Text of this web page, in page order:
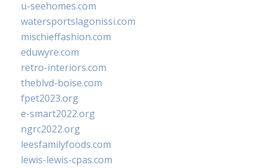
u-seehomes.com
watersportslagonissi.com
mischieffashion.com
eduwyre.com
retro-interiors.com
theblvd-boise.com
fpet2023.org
e-smart2022.org
ngrc2022.org
leesfamilyfoods.com
lewis-lewis-cpas.com